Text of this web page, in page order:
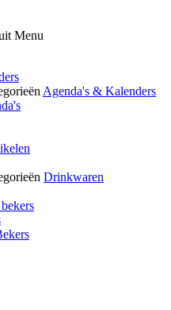
Menu
Agenda's & Kalenders
Drinkwaren